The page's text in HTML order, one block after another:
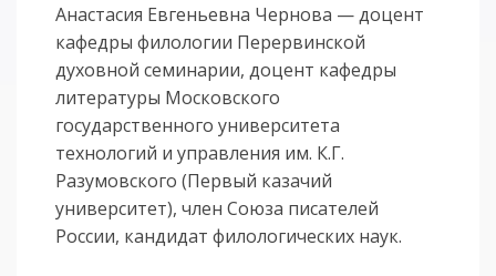
Анастасия Евгеньевна Чернова — доцент
кафедры филологии Перервинской
духовной семинарии, доцент кафедры
литературы Московского
государственного университета
технологий и управления им. К.Г.
Разумовского (Первый казачий
университет), член Союза писателей
России, кандидат филологических наук.